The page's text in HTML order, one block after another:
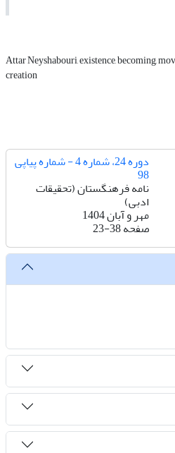
Attar Neyshabouri, existence, becoming,
creation
دوره 24، شماره 4 - شماره پیاپی
98
نامه فرهنگستان (تحقیقات
ادبی)
مهر و آبان 1404
صفحه23-38